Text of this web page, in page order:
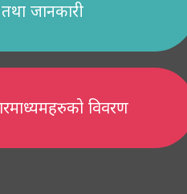
तथा जानकारी
विवरण